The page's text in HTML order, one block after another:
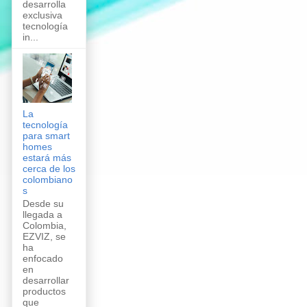
desarrolla
exclusiva
tecnología
in...
La
tecnología
para smart
homes
estará más
cerca de los
colombiano
s
Desde su
llegada a
Colombia,
EZVIZ, se
ha
enfocado
en
desarrollar
productos
que